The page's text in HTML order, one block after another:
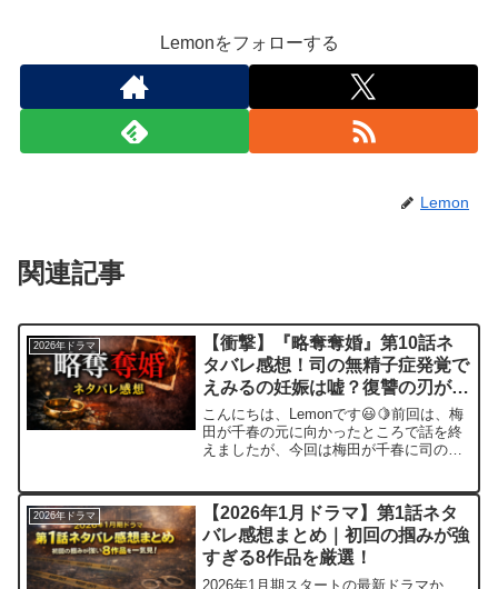
Lemonをフォローする
Lemon
関連記事
2026年ドラマ
【衝撃】『略奪奪婚』第10話ネ
タバレ感想！司の無精子症発覚で
えみるの妊娠は嘘？復讐の刃が迫
る！
こんにちは、Lemonです😃🍋前回は、梅
田が千春の元に向かったところで話を終
えましたが、今回は梅田が千春に司の秘
ますが、皆さんは楽しめたでしょうか？
本記事は、第10話の...
2026年ドラマ
【2026年1月ドラマ】第1話ネタ
バレ感想まとめ｜初回の掴みが強
すぎる8作品を厳選！
2026年1月期スタートの最新ドラマか